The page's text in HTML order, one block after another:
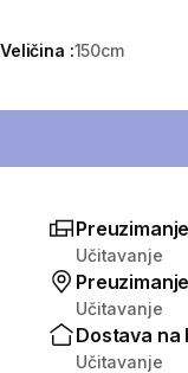
Veličina :150cm
Učitavanje
Učitavanje
Dostava na
Učitavanje